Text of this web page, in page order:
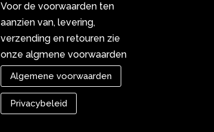
Voor de voorwaarden ten
aanzien van, levering,
verzending en retouren zie
onze algmene voorwaarden
Algemene voorwaarden
Privacybeleid